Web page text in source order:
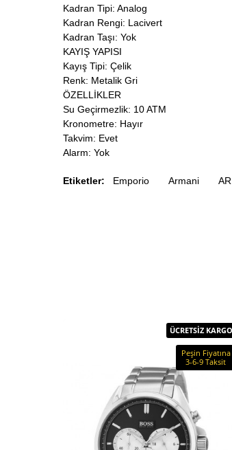
Kadran Tipi: Analog
Kadran Rengi: Lacivert
Kadran Taşı: Yok
KAYIŞ YAPISI
Kayış Tipi: Çelik
Renk: Metalik Gri
ÖZELLİKLER
Su Geçirmezlik: 10 ATM
Kronometre: Hayır
Takvim: Evet
Alarm: Yok
Etiketler: Emporio Armani
ÜCRETSİZ KARGO
Peşin Fiyatına
3-6-9 Taksit